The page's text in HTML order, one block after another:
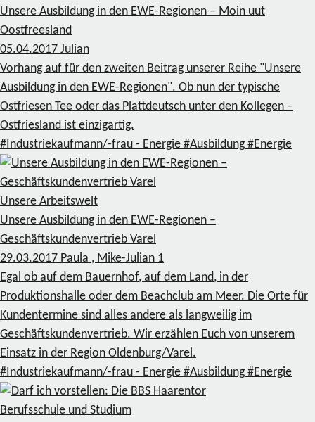
Unsere Ausbildung in den EWE-Regionen – Moin uut
Oostfreesland
05.04.2017 Julian
Vorhang auf für den zweiten Beitrag unserer Reihe "Unsere
Ausbildung in den EWE-Regionen". Ob nun der typische
Ostfriesen Tee oder das Plattdeutsch unter den Kollegen –
Ostfriesland ist einzigartig.
#Industriekaufmann/-frau - Energie #Ausbildung #Energie
Unsere Arbeitswelt
Unsere Ausbildung in den EWE-Regionen –
Geschäftskundenvertrieb Varel
29.03.2017 Paula , Mike-Julian 1
Egal ob auf dem Bauernhof, auf dem Land, in der
Produktionshalle oder dem Beachclub am Meer. Die Orte für
Kundentermine sind alles andere als langweilig im
Geschäftskundenvertrieb. Wir erzählen Euch von unserem
Einsatz in der Region Oldenburg/Varel.
#Industriekaufmann/-frau - Energie #Ausbildung #Energie
Berufsschule und Studium